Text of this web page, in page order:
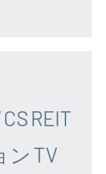
CSREIT
ン TV